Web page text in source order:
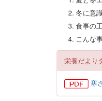
冬に意
食事の
こんな
栄養だよ
寒